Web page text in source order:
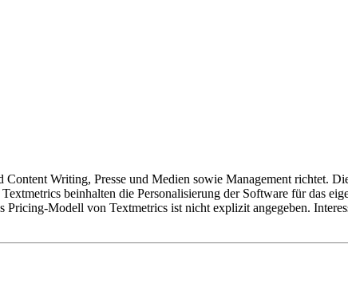
Writing, Presse und Medien sowie Management richtet.
beinhalten die Personalisierung der Software für das
Modell von Textmetrics ist nicht explizit angegeben.